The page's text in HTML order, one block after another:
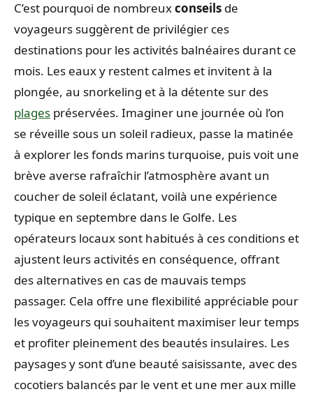
C’est pourquoi de nombreuxconseils de
voyageurs suggèrent de privilégier ces
destinations pour les activités balnéaires durant ce
mois. Les eaux y restent calmes et invitent à la
plongée, au snorkeling et à la détente sur des
plages préservées. Imaginer une journée où l’on
se réveille sous un soleil radieux, passe la matinée
à explorer les fonds marins turquoise, puis voit une
brève averse rafraîchir l’atmosphère avant un
coucher de soleil éclatant, voilà une expérience
typique en septembre dans le Golfe. Les
opérateurs locaux sont habitués à ces conditions et
ajustent leurs activités en conséquence, offrant
des alternatives en cas de mauvais temps
passager. Cela offre une flexibilité appréciable pour
les voyageurs qui souhaitent maximiser leur temps
et profiter pleinement des beautés insulaires. Les
paysages y sont d’une beauté saisissante, avec des
cocotiers balancés par le vent et une mer aux mille